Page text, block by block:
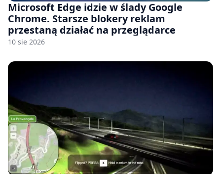
Microsoft Edge idzie w ślady Google
Chrome. Starsze blokery reklam
przestaną działać na przeglądarce
10 sie 2026